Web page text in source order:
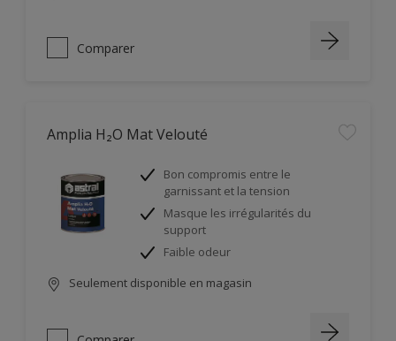
Comparer
Amplia H₂O Mat Velouté
Bon compromis entre le
garnissant et la tension
Masque les irrégularités du
support
Faible odeur
Seulement disponible en magasin